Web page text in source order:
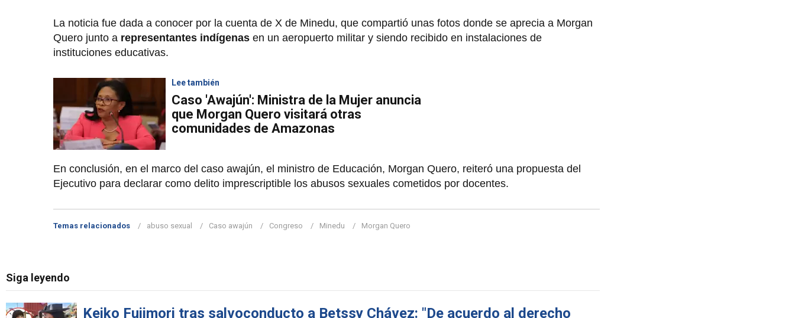
La noticia fue dada a conocer por la cuenta de X de Minedu, que compartió unas fotos donde se aprecia a Morgan
Quero junto a representantes indígenas en un aeropuerto militar y siendo recibido en instalaciones de
instituciones educativas.
Lee también
Caso 'Awajún': Ministra de la Mujer anuncia
que Morgan Quero visitará otras
comunidades de Amazonas
En conclusión, en el marco del caso awajún, el ministro de Educación, Morgan Quero, reiteró una propuesta del
Ejecutivo para declarar como delito imprescriptible los abusos sexuales cometidos por docentes.
Temas relacionados abuso sexual Caso awajún Congreso Minedu Morgan Quero
Siga leyendo
Keiko Fujimori tras salvoconducto a Betssy Chávez: "De acuerdo al derecho